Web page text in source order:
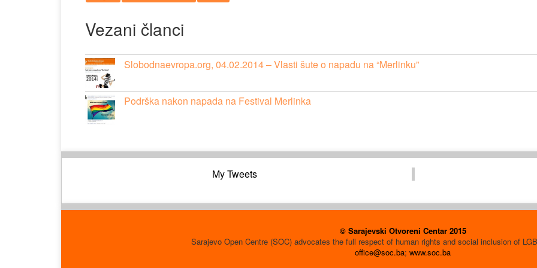
Vezani članci
Slobodnaevropa.org, 04.02.2014 – Vlasti šute o napadu na “Merlinku”
Podrška nakon napada na Festival Merlinka
My Tweets
© Sarajevski Otvoreni Centar 2015
Sarajevo Open Centre (SOC) advocates the full respect of human rights and social inclusion of
office@soc.ba; www.soc.ba